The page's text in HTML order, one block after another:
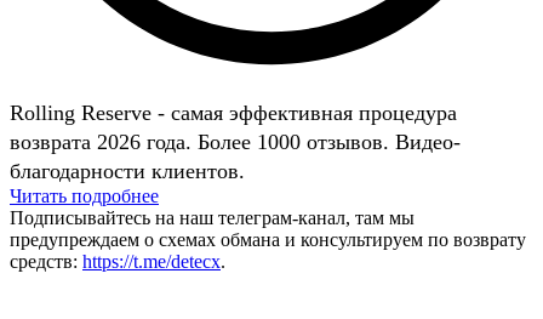
Rolling Reserve - самая эффективная процедура
возврата 2026 года. Более 1000 отзывов. Видео-
благодарности клиентов.
Читать подробнее
Подписывайтесь на наш телеграм-канал, там мы
предупреждаем о схемах обмана и консультируем по возврату
средств: https://t.me/detecx.